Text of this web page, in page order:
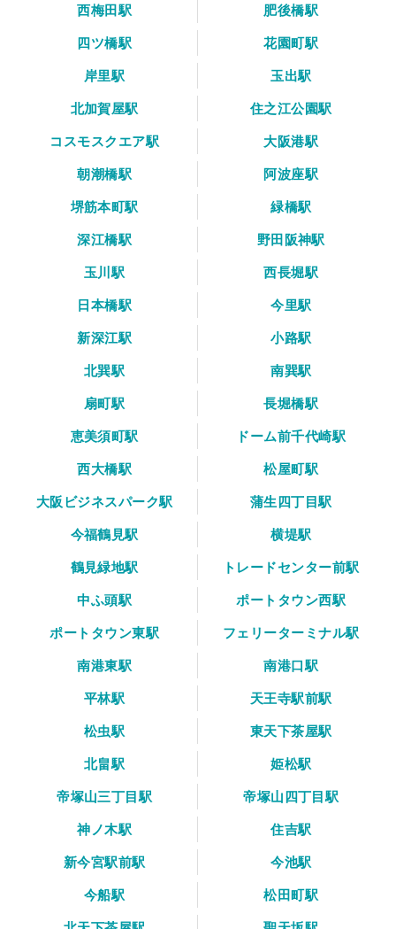
西梅田駅
肥後橋駅
四ツ橋駅
花園町駅
岸里駅
玉出駅
北加賀屋駅
住之江公園駅
コスモスクエア駅
大阪港駅
朝潮橋駅
阿波座駅
堺筋本町駅
緑橋駅
深江橋駅
野田阪神駅
玉川駅
西長堀駅
日本橋駅
今里駅
新深江駅
小路駅
北巽駅
南巽駅
扇町駅
長堀橋駅
恵美須町駅
ドーム前千代崎駅
西大橋駅
松屋町駅
大阪ビジネスパーク駅
蒲生四丁目駅
今福鶴見駅
横堤駅
鶴見緑地駅
トレードセンター前駅
中ふ頭駅
ポートタウン西駅
ポートタウン東駅
フェリーターミナル駅
南港東駅
南港口駅
平林駅
天王寺駅前駅
松虫駅
東天下茶屋駅
北畠駅
姫松駅
帝塚山三丁目駅
帝塚山四丁目駅
神ノ木駅
住吉駅
新今宮駅前駅
今池駅
今船駅
松田町駅